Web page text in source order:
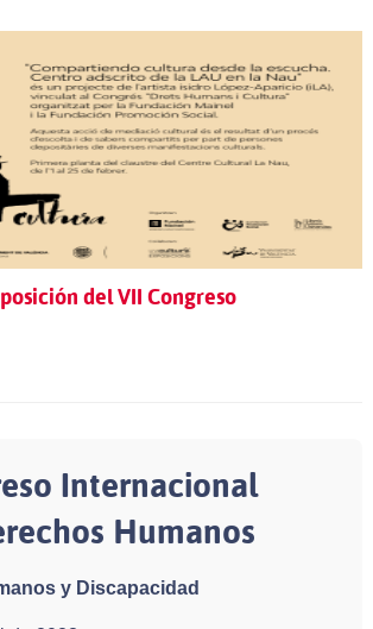
del VII Congreso
Internacional
Humanos
y Discapacidad